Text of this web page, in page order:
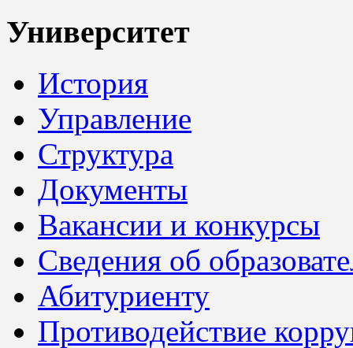
Университет
История
Управление
Структура
Документы
Вакансии и конкурсы
Сведения об
Абитуриенту
Противодействие